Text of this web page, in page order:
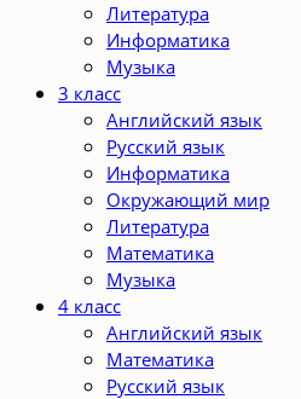
Литература
Информатика
Музыка
3 класс
Английский язык
Русский язык
Информатика
Окружающий мир
Литература
Математика
Музыка
4 класс
Английский язык
Математика
Русский язык